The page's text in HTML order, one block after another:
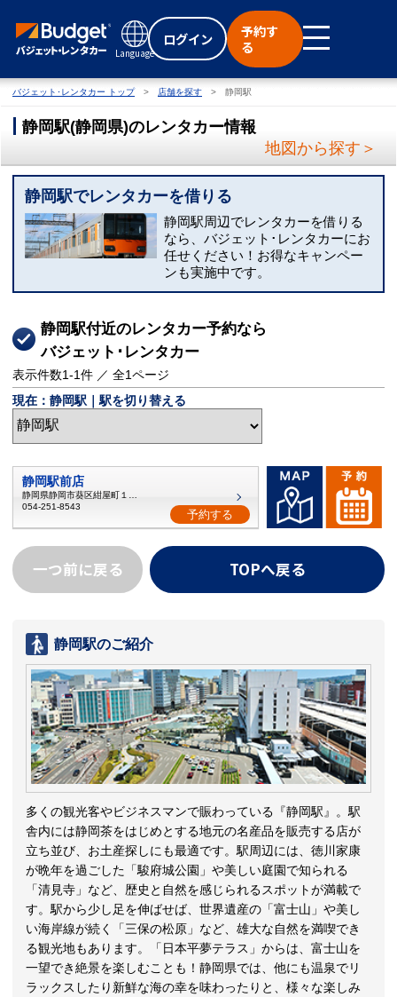
Language
ログイン
予約す
る
バジェット･レンタカー トップ 店舗を探す 静岡駅
静岡駅(静岡県)のレンタカー情報
地図から探す＞
静岡駅でレンタカーを借りる
静岡駅周辺でレンタカーを借りる
なら、バジェット･レンタカーにお
任せください！お得なキャンペー
ンも実施中です。
静岡駅付近のレンタカー予約なら
バジェット･レンタカー
表示件数1-1件 ／ 全1ページ
現在：静岡駅｜駅を切り替える
静岡駅前店
静岡県静岡市葵区紺屋町１１−２
054-251-8543
予約する
一つ前に戻る TOPへ戻る
静岡駅のご紹介
多くの観光客やビジネスマンで賑わっている『静岡駅』。駅
舎内には静岡茶をはじめとする地元の名産品を販売する店が
立ち並び、お土産探しにも最適です。駅周辺には、徳川家康
が晩年を過ごした「駿府城公園」や美しい庭園で知られる
「清見寺」など、歴史と自然を感じられるスポットが満載で
す。駅から少し足を伸ばせば、世界遺産の「富士山」や美し
い海岸線が続く「三保の松原」など、雄大な自然を満喫でき
る観光地もあります。「日本平夢テラス」からは、富士山を
一望でき絶景を楽しむことも！静岡県では、他にも温泉でリ
ラックスしたり新鮮な海の幸を味わったりと、様々な楽しみ